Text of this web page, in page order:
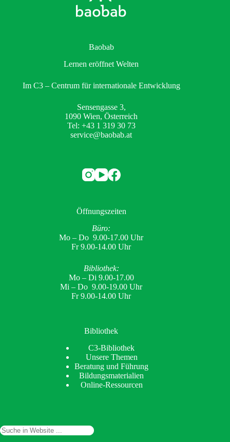
Baobab
Lernen eröffnet Welten
Im C3 – Centrum für internationale Entwicklung
Sensengasse 3,
1090 Wien, Österreich
Tel: +43 1 319 30 73
service@baobab.at
Öffnungszeiten
Büro:
Mo – Do 9.00-17.00 Uhr
Fr 9.00-14.00 Uhr
Bibliothek:
Mo – Di 9.00-17.00
Mi – Do 9.00-19.00 Uhr
Fr 9.00-14.00 Uhr
Bibliothek
C3-Bibliothek
Unsere Themen
Beratung und Führung
Bildungsmaterialien
Online-Ressourcen
Suchen